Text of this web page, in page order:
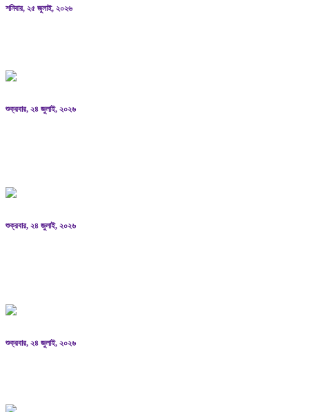
শনিবার, ২৫ জুলাই, ২০২৬
শুক্রবার, ২৪ জুলাই, ২০২৬
শুক্রবার, ২৪ জুলাই, ২০২৬
শুক্রবার, ২৪ জুলাই, ২০২৬